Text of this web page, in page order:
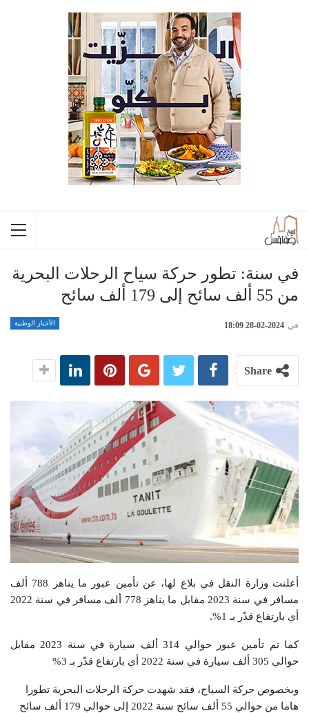
في سنة: تطور حركة سياح الرحلات البحرية
من 55 ألف سائح إلى 179 ألف سائح
الأخبار الوطنية في 2024-02-28 18:09
Share
أعلنت وزارة النقل في بلاغ لها، عن تأمين عبور ما يناهز 788 ألف
مسافر في سنة 2023 مقابل ما يناهز 778 ألف مسافر في سنة 2022
أي بارتفاع قدّر بـ 1%.
كما تم تأمين عبور حوالي 314 ألف سيارة في سنة 2023 مقابل
حوالي 305 ألف سيارة في سنة 2022 أي بارتفاع قدّر بـ 3%
وبخصوص حركة السياح، فقد شهدت حركة الرحلات البحرية تطورا
هاما من حوالي 55 ألف سائح سنة 2022 إلى حوالي 179 ألف سائح